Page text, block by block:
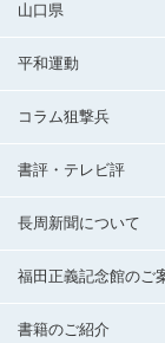
山口県
平和運動
コラム狙撃兵
書評・テレビ評
長周新聞について
福田正義記念館のご
書籍のご紹介